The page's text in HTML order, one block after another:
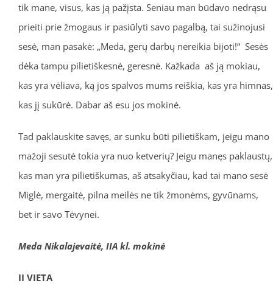
tik mane, visus, kas ją pažįsta. Seniau man būdavo nedrąsu
prieiti prie žmogaus ir pasiūlyti savo pagalbą, tai sužinojusi
sesė, man pasakė: „Meda, gerų darbų nereikia bijoti!“ Sesės
dėka tampu pilietiškesnė, geresnė. Kažkada aš ją mokiau,
kas yra vėliava, ką jos spalvos mums reiškia, kas yra himnas,
kas jį sukūrė. Dabar aš esu jos mokinė.
Tad paklauskite savęs, ar sunku būti pilietiškam, jeigu mano
mažoji sesutė tokia yra nuo ketverių? Jeigu manęs paklaustų,
kas man yra pilietiškumas, aš atsakyčiau, kad tai mano sesė
Miglė, mergaitė, pilna meilės ne tik žmonėms, gyvūnams,
bet ir savo Tėvynei.
Meda Nikalajevaitė, IIA kl. mokinė
II VIETA